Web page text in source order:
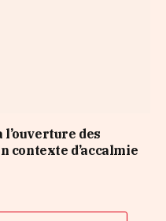
des
contexte d’accalmie